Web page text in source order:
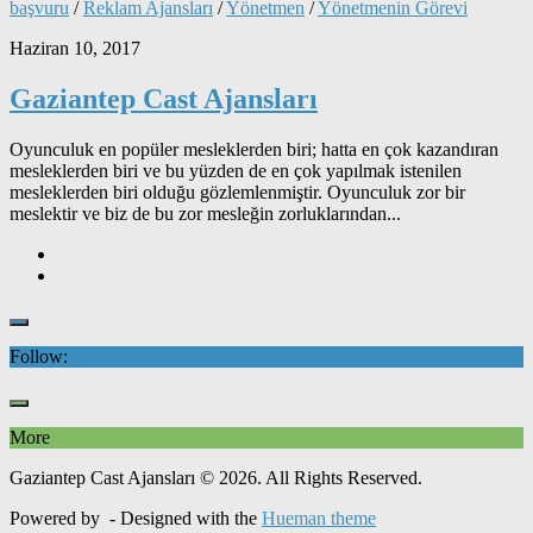
başvuru /Reklam Ajansları /Yönetmen /Yönetmenin Görevi
Haziran 10, 2017
Gaziantep Cast Ajansları
Oyunculuk en popüler mesleklerden biri; hatta en çok kazandıran
mesleklerden biri ve bu yüzden de en çok yapılmak istenilen
mesleklerden biri olduğu gözlemlenmiştir. Oyunculuk zor bir
meslektir ve biz de bu zor mesleğin zorluklarından...
Follow:
More
Gaziantep Cast Ajansları © 2026. All Rights Reserved.
Powered by - Designed with the Hueman theme